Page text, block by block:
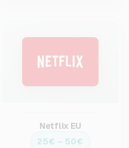
Netflix EU
25€ – 50€